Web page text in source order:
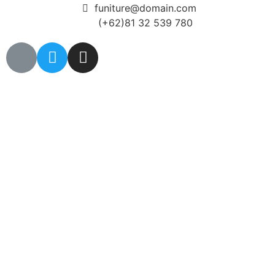
funiture@domain.com
(+62)81 32 539 780